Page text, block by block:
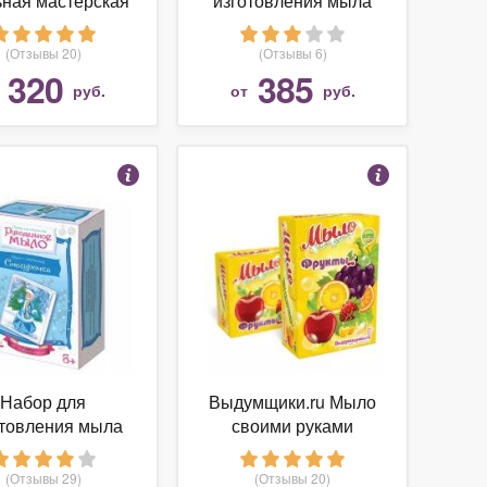
Бараночки
(745)
(Отзывы 20)
320 руб.
Фантазер Веселый
мышонок (406053)
(Отзывы 6)
от 385 руб.
Набор для
мыла
мыло с
картинкой.
(Отзывы 29)
Выдумщики.ru Мыло
своими руками
"Фрукты"
(2700000017647)
(Отзывы 20)